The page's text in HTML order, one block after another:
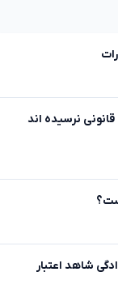
نرسیده اند
شاهد اعتبار